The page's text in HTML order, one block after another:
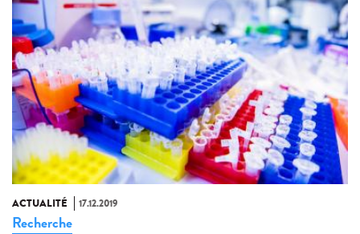
ACTUALITÉ 17.12.2019
Recherche